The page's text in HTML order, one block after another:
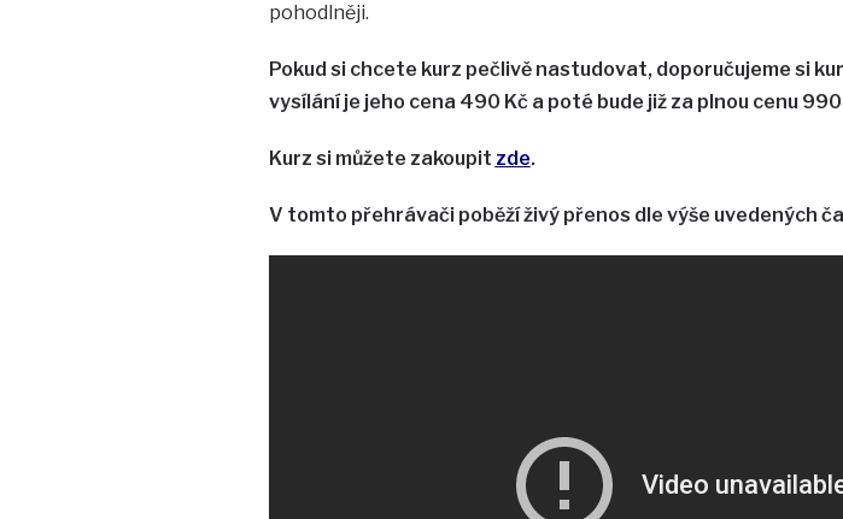
pohodlněji.
Pokud si chcete kurz pečlivě nastudovat, doporučujeme si
vysílání je jeho cena 490 Kč a poté bude již za plnou cenu 990
Kurz si můžete zakoupit zde.
V tomto přehrávači poběží živý přenos dle výše uvedených